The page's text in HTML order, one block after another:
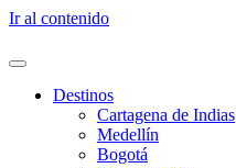
Ir al contenido
Destinos
Cartagena de Indias
Medellín
Bogotá